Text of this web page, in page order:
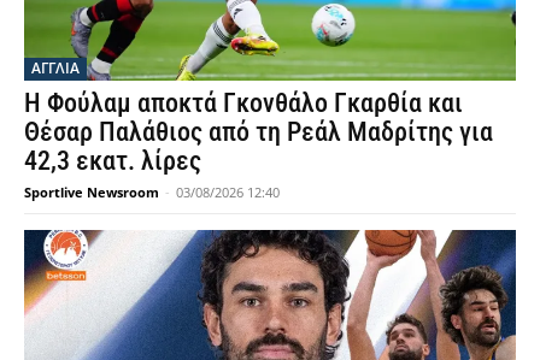
ΑΓΓΛΙΑ
Η Φούλαμ αποκτά Γκονθάλο Γκαρθία και
Θέσαρ Παλάθιος από τη Ρεάλ Μαδρίτης για
42,3 εκατ. λίρες
Sportlive Newsroom - 03/08/2026 12:40